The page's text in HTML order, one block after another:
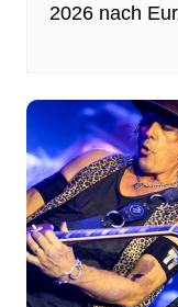
2026 nach